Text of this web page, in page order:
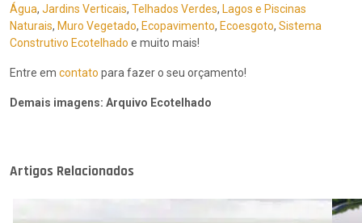
Água, Jardins Verticais, Telhados Verdes, Lagos e Piscinas
Naturais, Muro Vegetado, Ecopavimento, Ecoesgoto, Sistema
Construtivo Ecotelhado e muito mais!
Entre em contato para fazer o seu orçamento!
Demais imagens: Arquivo Ecotelhado
Artigos Relacionados